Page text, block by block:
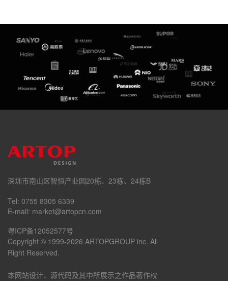
深圳市南山区智恒产业园20栋、23栋、24栋B
Tel: 0755 8305 6339
E-mail: market@artopcn.com
粤ICP备12052577号
Copyright © 1999-2026 ARTOPGROUP inc. All
Right Reserved.
本网站设计、源代码及其中所展示之作品著作权